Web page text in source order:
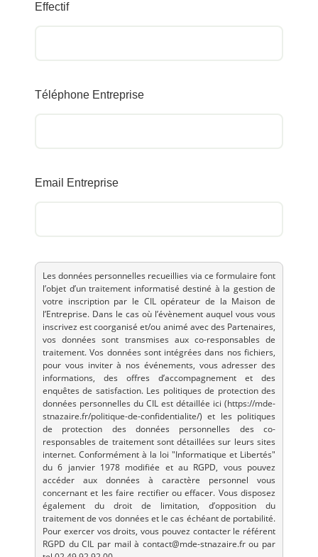
Effectif
Téléphone Entreprise
Email Entreprise